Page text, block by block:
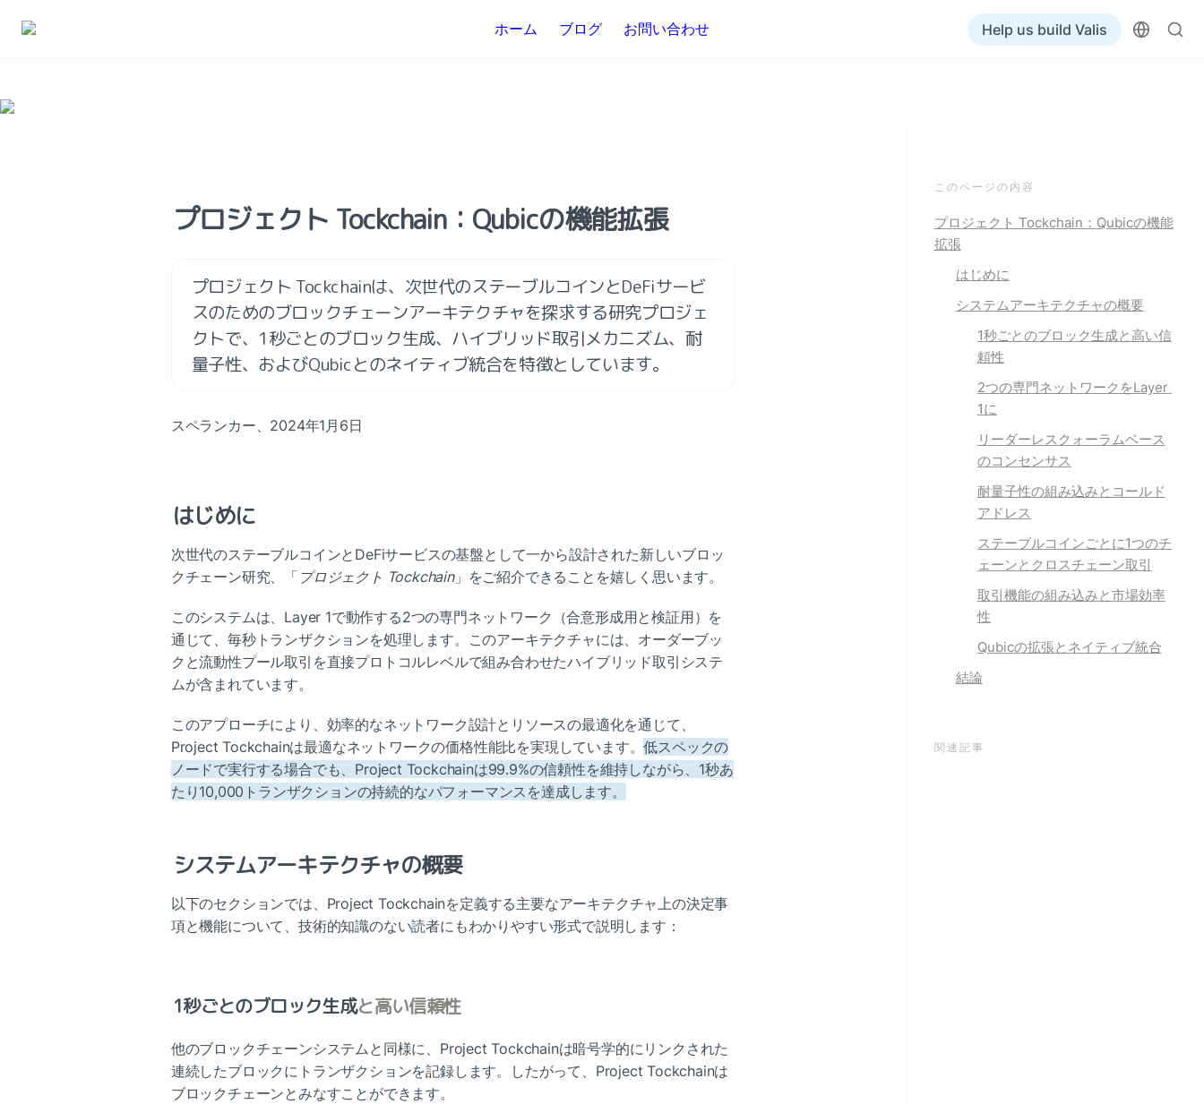
ホーム ブログ お問い合わせ Help us build Valis
プロジェクト Tockchain：Qubicの機能拡張
プロジェクト Tockchainは、次世代のステーブルコインとDeFiサービ
スのためのブロックチェーンアーキテクチャを探求する研究プロジェ
クトで、1秒ごとのブロック生成、ハイブリッド取引メカニズム、耐
量子性、およびQubicとのネイティブ統合を特徴としています。
スペランカー、2024年1月6日
はじめに
次世代のステーブルコインとDeFiサービスの基盤として一から設計された新しいブロッ
クチェーン研究、「 プロジェクト Tockchain」をご紹介できることを嬉しく思います。
このシステムは、Layer 1で動作する2つの専門ネットワーク（合意形成用と検証用）を
通じて、毎秒トランザクションを処理します。このアーキテクチャには、オーダーブッ
クと流動性プール取引を直接プロトコルレベルで組み合わせたハイブリッド取引システ
ムが含まれています。
このアプローチにより、効率的なネットワーク設計とリソースの最適化を通じて、
Project Tockchainは最適なネットワークの価格性能比を実現しています。低スペックの
ノードで実行する場合でも、Project Tockchainは99.9%の信頼性を維持しながら、1秒あ
たり10,000トランザクションの持続的なパフォーマンスを達成します。
システムアーキテクチャの概要
以下のセクションでは、Project Tockchainを定義する主要なアーキテクチャ上の決定事
項と機能について、技術的知識のない読者にもわかりやすい形式で説明します：
1秒ごとのブロック生成と高い信頼性
他のブロックチェーンシステムと同様に、Project Tockchainは暗号学的にリンクされた
連続したブロックにトランザクションを記録します。したがって、Project Tockchainは
ブロックチェーンとみなすことができます。
このページの内容
プロジェクト Tockchain：Qubicの機能
拡張
はじめに
システムアーキテクチャの概要
1秒ごとのブロック生成と高い信
頼性
2つの専門ネットワーク をLayer
1に
リーダーレス クォーラムベース
のコンセンサス
耐量子性の組み込みとコールド
アドレス
ステーブルコインごとに1つのチ
ェーンとクロスチェーン取引
取引機能の組み込みと市場効率
性
Qubicの拡張とネイティブ統合
結論
関連記事